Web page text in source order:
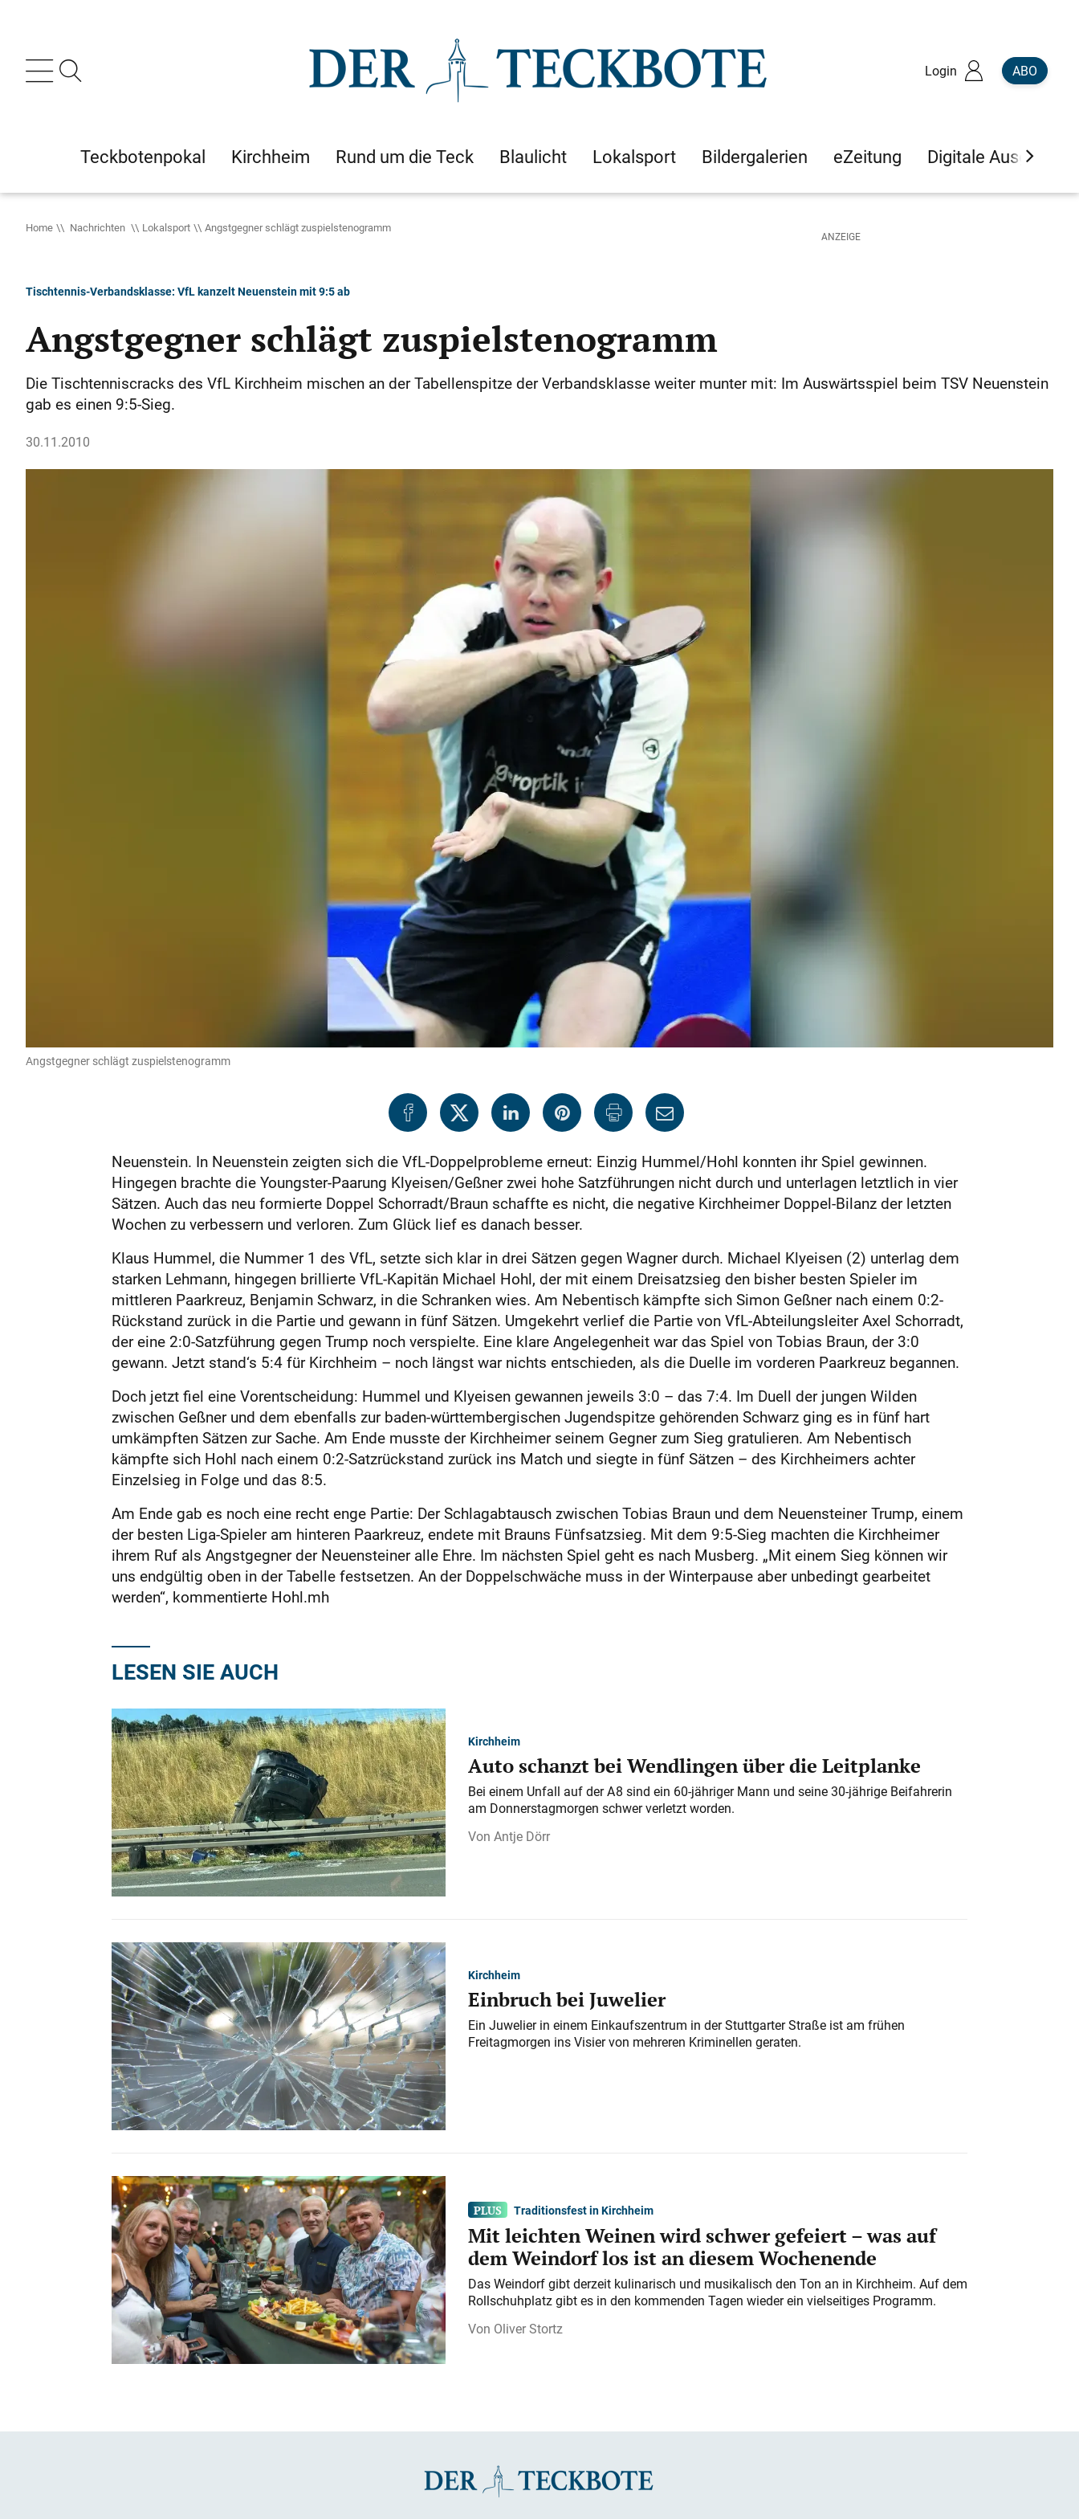
Login ABO
Teckbotenpokal Kirchheim Rund um die Teck Blaulicht Lokalsport Bildergalerien eZeitung Digitale Ausgaben
Home Nachrichten Lokalsport Angstgegner schlägt zuspielstenogramm
Tischtennis-Verbandsklasse: VfL kanzelt Neuenstein mit 9:5 ab
Angstgegner schlägt zuspielstenogramm
Die Tischtenniscracks des VfL Kirchheim mischen an der Tabellenspitze der Verbandsklasse weiter munter mit: Im Auswärtsspiel beim TSV Neuenstein
gab es einen 9:5-Sieg.
30.11.2010
Angstgegner schlägt zuspielstenogramm
Neuenstein. In Neuenstein zeigten sich die VfL-Doppelprobleme erneut: Einzig Hummel/Hohl konnten ihr Spiel gewinnen.
Hingegen brachte die Youngster-Paarung Klyeisen/Geßner zwei hohe Satzführungen nicht durch und unterlagen letztlich in vier
Sätzen. Auch das neu formierte Doppel Schorradt/Braun schaffte es nicht, die negative Kirchheimer Doppel-Bilanz der letzten
Wochen zu verbessern und verloren. Zum Glück lief es danach besser.
Klaus Hummel, die Nummer 1 des VfL, setzte sich klar in drei Sätzen gegen Wagner durch. Michael Klyeisen (2) unterlag dem
starken Lehmann, hingegen brillierte VfL-Kapitän Michael Hohl, der mit einem Dreisatzsieg den bisher besten Spieler im
mittleren Paarkreuz, Benjamin Schwarz, in die Schranken wies. Am Nebentisch kämpfte sich Simon Geßner nach einem 0:2-
Rückstand zurück in die Partie und gewann in fünf Sätzen. Umgekehrt verlief die Partie von VfL-Abteilungsleiter Axel Schorradt,
der eine 2:0-Satzführung gegen Trump noch verspielte. Eine klare Angelegenheit war das Spiel von Tobias Braun, der 3:0
gewann. Jetzt stand‘s 5:4 für Kirchheim – noch längst war nichts entschieden, als die Duelle im vorderen Paarkreuz begannen.
Doch jetzt fiel eine Vorentscheidung: Hummel und Klyeisen gewannen jeweils 3:0 – das 7:4. Im Duell der jungen Wilden
zwischen Geßner und dem ebenfalls zur baden-württembergischen Jugendspitze gehörenden Schwarz ging es in fünf hart
umkämpften Sätzen zur Sache. Am Ende musste der Kirchheimer seinem Gegner zum Sieg gratulieren. Am Nebentisch
kämpfte sich Hohl nach einem 0:2-Satzrückstand zurück ins Match und siegte in fünf Sätzen – des Kirchheimers achter
Einzelsieg in Folge und das 8:5.
Am Ende gab es noch eine recht enge Partie: Der Schlagabtausch zwischen Tobias Braun und dem Neuensteiner Trump, einem
der besten Liga-Spieler am hinteren Paarkreuz, endete mit Brauns Fünfsatzsieg. Mit dem 9:5-Sieg machten die Kirchheimer
ihrem Ruf als Angstgegner der Neuensteiner alle Ehre. Im nächsten Spiel geht es nach Musberg. „Mit einem Sieg können wir
uns endgültig oben in der Tabelle festsetzen. An der Doppelschwäche muss in der Winterpause aber unbedingt gearbeitet
werden“, kommentierte Hohl.mh
LESEN SIE AUCH
Kirchheim
Auto schanzt bei Wendlingen über die Leitplanke
Bei einem Unfall auf der A 8 sind ein 60-jähriger Mann und seine 30-jährige Beifahrerin
am Donnerstagmorgen schwer verletzt worden.
Antje Dörr
Kirchheim
Einbruch bei Juwelier
Ein Juwelier in einem Einkaufszentrum in der Stuttgarter Straße ist am frühen
Freitagmorgen ins Visier von mehreren Kriminellen geraten.
Traditionsfest in Kirchheim
Mit leichten Weinen wird schwer gefeiert – was auf
dem Weindorf los ist an diesem Wochenende
Das Weindorf gibt derzeit kulinarisch und musikalisch den Ton an in Kirchheim. Auf dem
Rollschuhplatz gibt es in den kommenden Tagen wieder ein vielseitiges Programm.
Oliver Stortz